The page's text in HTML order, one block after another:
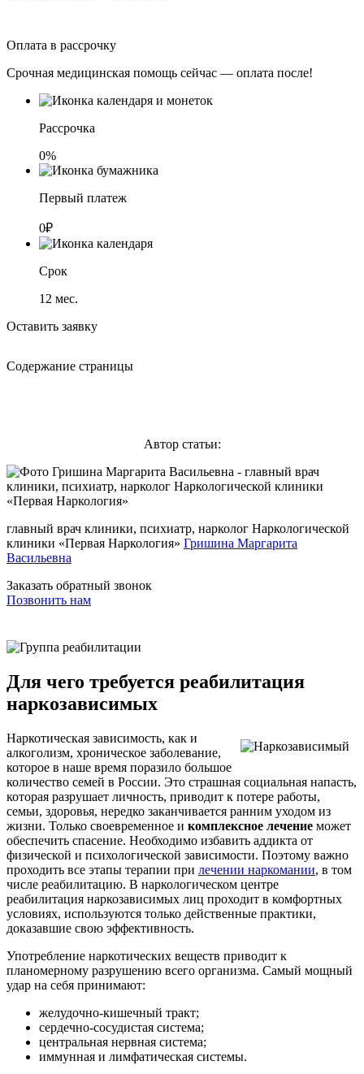
Оплата в рассрочку
Срочная медицинская помощь сейчас — оплата после!
Рассрочка
0%
Первый платеж
0₽
Срок
12 мес.
Оставить заявку
Содержание страницы
Автор статьи:
главный врач клиники, психиатр, нарколог Наркологической
клиники «Первая Наркология» Гришина Маргарита
Васильевна
Заказать обратный звонок
Позвонить нам
Для чего требуется реабилитация
наркозависимых
Наркотическая зависимость, как и
алкоголизм, хроническое заболевание,
которое в наше время поразило большое
количество семей в России. Это страшная социальная напасть,
которая разрушает личность, приводит к потере работы,
семьи, здоровья, нередко заканчивается ранним уходом из
жизни. Только своевременное и комплексное лечение может
обеспечить спасение. Необходимо избавить аддикта от
физической и психологической зависимости. Поэтому важно
проходить все этапы терапии при лечении наркомании, в том
числе реабилитацию. В наркологическом центре
реабилитация наркозависимых лиц проходит в комфортных
условиях, используются только действенные практики,
доказавшие свою эффективность.
Употребление наркотических веществ приводит к
планомерному разрушению всего организма. Самый мощный
удар на себя принимают:
желудочно-кишечный тракт;
сердечно-сосудистая система;
центральная нервная система;
иммунная и лимфатическая системы.